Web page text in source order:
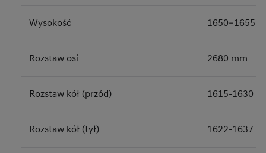
Wysokość 1650–1655
Rozstaw osi 2680 mm
Rozstaw kół (przód) 1615-1630
Rozstaw kół (tył) 1622‑1637